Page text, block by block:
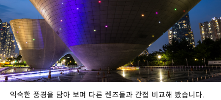
익숙한 풍경을 담아 보며 다른 렌즈들과 간접 비교해 봤습니다.